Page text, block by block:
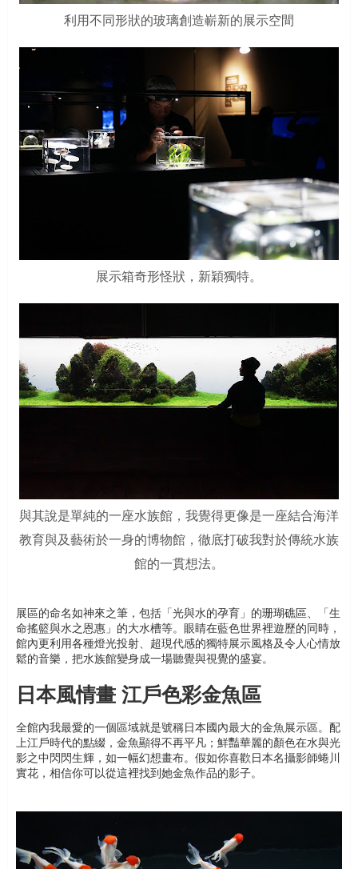
利用不同形狀的玻璃創造嶄新的展示空間
展示箱奇形怪狀，新穎獨特。
與其說是單純的一座水族館，我覺得更像是一座結合海洋
教育與及藝術於一身的博物館，徹底打破我對於傳統水族
館的一貫想法。
展區的命名如神來之筆，包括「光與水的孕育」的珊瑚礁區、「生
命搖籃與水之恩惠」的大水槽等。眼睛在藍色世界裡遊歷的同時，
館內更利用各種燈光投射、超現代感的獨特展示風格及令人心情放
鬆的音樂，把水族館變身成一場聽覺與視覺的盛宴。
日本風情畫 江戶色彩金魚區
全館內我最愛的一個區域就是號稱日本國內最大的金魚展示區。配
上江戶時代的點綴，金魚顯得不再平凡；鮮豔華麗的顏色在水與光
影之中閃閃生輝，如一幅幻想畫布。假如你喜歡日本名攝影師蜷川
實花，相信你可以從這裡找到她金魚作品的影子。